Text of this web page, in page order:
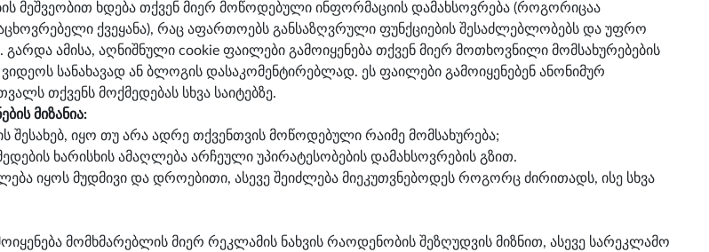
მეშვეობით ხდება თქვენ მიერ მოწოდებული ინფორმაციის დამახსოვრება (როგორიცაა
ქვეყანა), რაც აფართოებს განსაზღვრული ფუნქციების შესაძლებლობებს და უფრო
ამისა, აღნიშნული cookie ფაილები გამოიყენება თქვენ მიერ მოთხოვნილი მომსახურებების
სანახავად ან ბლოგის დასაკომენტირებლად. ეს ფაილები გამოიყენებენ ანონიმურ
თქვენს მოქმედებას სხვა საიტებზე.
მიზანია:
შესახებ, იყო თუ არა ადრე თქვენთვის მოწოდებული რაიმე მომსახურება;
ხარისხის ამაღლება არჩეული უპირატესობების დამახსოვრების გზით.
იყოს მუდმივი და დროებითი, ასევე შეიძლება მიეკუთვნებოდეს როგორც ძირითადს, ისე სხვა
მომხმარებლის მიერ რეკლამის ნახვის რაოდენობის შეზღუდვის მიზნით, ასევე სარეკლამო